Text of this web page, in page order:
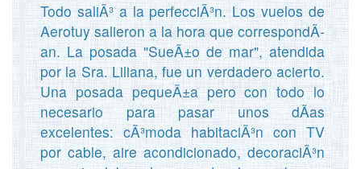
Todo saliÃ³ a la perfecciÃ³n. Los vuelos de
Aerotuy salieron a la hora que correspondÃ­
an. La posada "SueÃ±o de mar", atendida
por la Sra. Liliana, fue un verdadero acierto.
Una posada pequeÃ±a pero con todo lo
necesario para pasar unos dÃ­as
excelentes: cÃ³moda habitaciÃ³n con TV
por cable, aire acondicionado, decoraciÃ³n